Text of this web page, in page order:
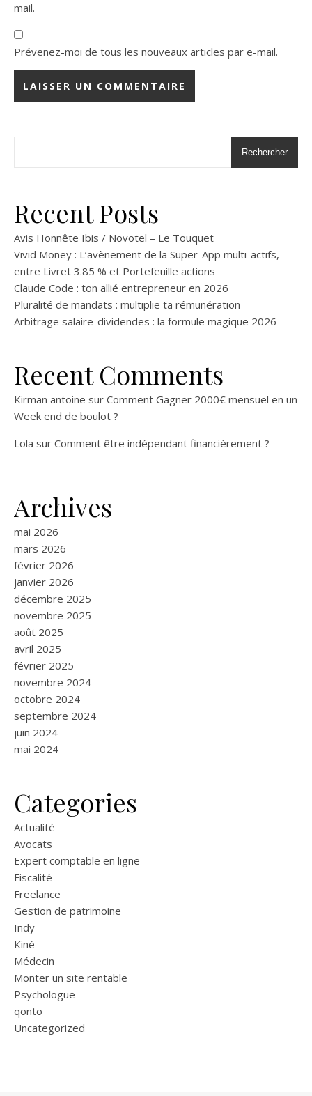
mail.
Prévenez-moi de tous les nouveaux articles par e-mail.
Rechercher
Recent Posts
Avis Honnête Ibis / Novotel – Le Touquet
Vivid Money : L’avènement de la Super-App multi-actifs,
entre Livret 3.85 % et Portefeuille actions
Claude Code : ton allié entrepreneur en 2026
Pluralité de mandats : multiplie ta rémunération
Arbitrage salaire-dividendes : la formule magique 2026
Recent Comments
Kirman antoine sur Comment Gagner 2000€ mensuel en un
Week end de boulot ?
Lola sur Comment être indépendant financièrement ?
Archives
mai 2026
mars 2026
février 2026
janvier 2026
décembre 2025
novembre 2025
août 2025
avril 2025
février 2025
novembre 2024
octobre 2024
septembre 2024
juin 2024
mai 2024
Categories
Actualité
Avocats
Expert comptable en ligne
Fiscalité
Freelance
Gestion de patrimoine
Indy
Kiné
Médecin
Monter un site rentable
Psychologue
qonto
Uncategorized